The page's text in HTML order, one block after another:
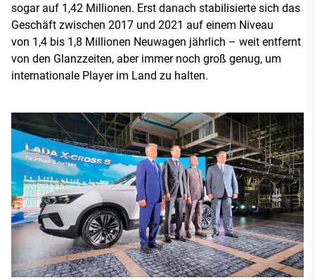
sogar auf 1,42 Millionen. Erst danach stabilisierte sich das
Geschäft zwischen 2017 und 2021 auf einem Niveau
von 1,4 bis 1,8 Millionen Neuwagen jährlich – weit entfernt
von den Glanzzeiten, aber immer noch groß genug, um
internationale Player im Land zu halten.